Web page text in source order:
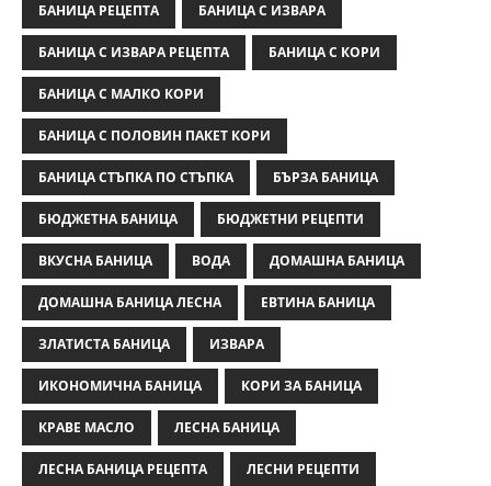
БАНИЦА РЕЦЕПТА БАНИЦА С ИЗВАРА
БАНИЦА С ИЗВАРА РЕЦЕПТА БАНИЦА С КОРИ
БАНИЦА С МАЛКО КОРИ
БАНИЦА С ПОЛОВИН ПАКЕТ КОРИ
БАНИЦА СТЪПКА ПО СТЪПКА БЪРЗА БАНИЦА
БЮДЖЕТНА БАНИЦА БЮДЖЕТНИ РЕЦЕПТИ
ВКУСНА БАНИЦА ВОДА ДОМАШНА БАНИЦА
ДОМАШНА БАНИЦА ЛЕСНА ЕВТИНА БАНИЦА
ЗЛАТИСТА БАНИЦА ИЗВАРА
ИКОНОМИЧНА БАНИЦА КОРИ ЗА БАНИЦА
КРАВЕ МАСЛО ЛЕСНА БАНИЦА
ЛЕСНА БАНИЦА РЕЦЕПТА ЛЕСНИ РЕЦЕПТИ